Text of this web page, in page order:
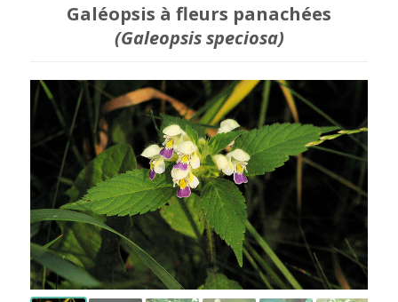
Galéopsis à fleurs panachées
(Galeopsis speciosa)